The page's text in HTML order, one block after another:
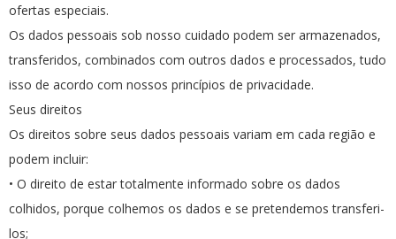
ofertas especiais.
Os dados pessoais sob nosso cuidado podem ser armazenados,
transferidos, combinados com outros dados e processados, tudo
isso de acordo com nossos princípios de privacidade.
Seus direitos
Os direitos sobre seus dados pessoais variam em cada região e
podem incluir:
• O direito de estar totalmente informado sobre os dados
colhidos, porque colhemos os dados e se pretendemos transferi-
los;